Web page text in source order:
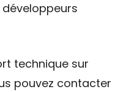
technique sur
pouvez contacter